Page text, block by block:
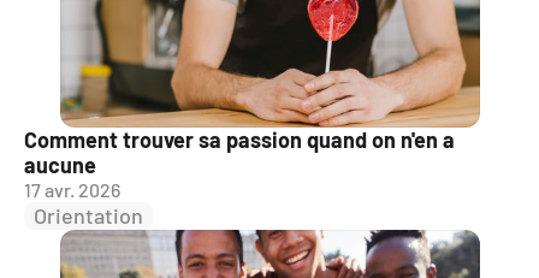
Comment trouver sa passion quand on n'en a
aucune
17 avr. 2026
Orientation